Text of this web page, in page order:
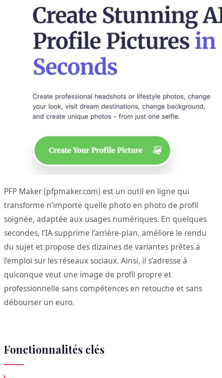
PFP Maker (pfpmaker.com) est un outil en ligne qui
transforme n’importe quelle photo en photo de profil
soignée, adaptée aux usages numériques. En quelques
secondes, l’IA supprime l’arrière-plan, améliore le rendu
du sujet et propose des dizaines de variantes prêtes à
l’emploi sur les réseaux sociaux. Ainsi, il s’adresse à
quiconque veut une image de profil propre et
professionnelle sans compétences en retouche et sans
débourser un euro.
Fonctionnalités clés